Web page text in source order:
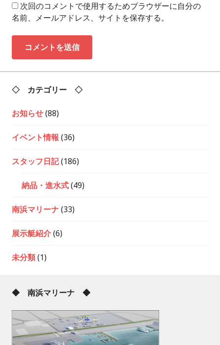
次回のコメントで使用するためブラウザーに自分の
名前、メールアドレス、サイトを保存する。
◇ カテゴリー ◇
お知らせ(88)
イベント情報 (36)
スタッフ日記(186)
納品・進水式(49)
南浜マリーナ(33)
展示艇紹介(6)
未分類(1)
◆ 南浜マリーナ ◆